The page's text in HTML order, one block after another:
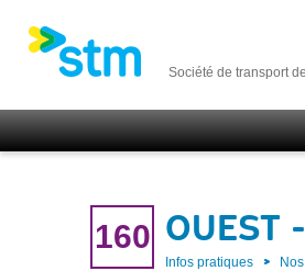
Société de transport
160 OUEST
Infos pratiques